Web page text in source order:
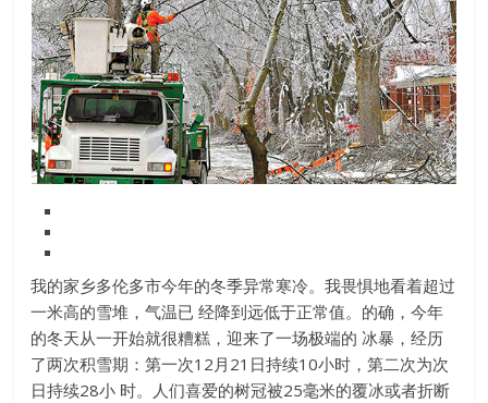
我的家乡多伦多市今年的冬季异常寒冷。我畏惧地看着超过
一米高的雪堆，气温已 经降到远低于正常值。的确，今年
的冬天从一开始就很糟糕，迎来了一场极端的 冰暴，经历
了两次积雪期：第一次12月21日持续10小时，第二次为次
日持续28小 时。人们喜爱的树冠被25毫米的覆冰或者折断